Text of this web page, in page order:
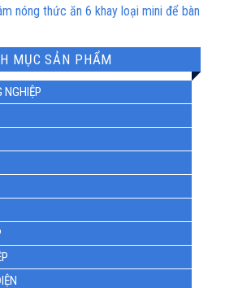
nóng thức ăn 6 khay loại mini để bàn
MỤC SẢN PHẨM
NGHIỆP